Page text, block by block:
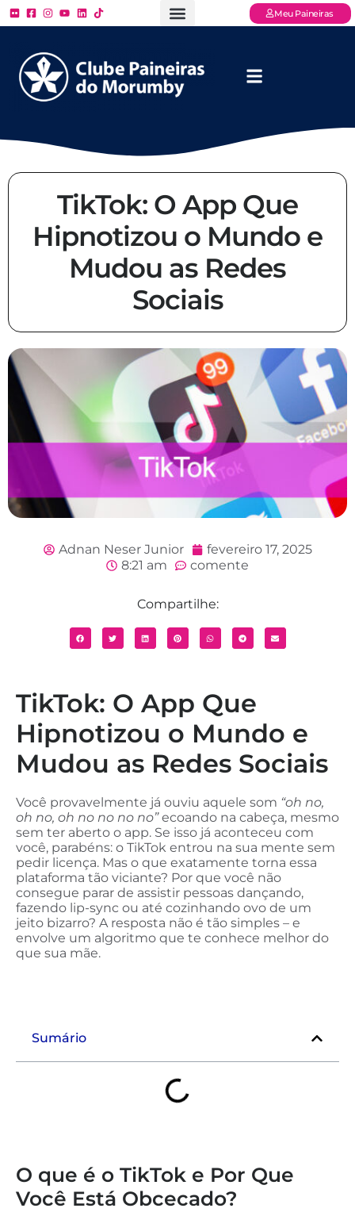
Meu Paineiras
TikTok: O App Que
Hipnotizou o Mundo e
Mudou as Redes
Sociais
Adnan Neser Junior
fevereiro 17, 2025
8:21 am
comente
Compartilhe:
TikTok: O App Que
Hipnotizou o Mundo e
Mudou as Redes Sociais
Você provavelmente já ouviu aquele som “oh no,
oh no, oh no no no no”ecoando na cabeça, mesmo
sem ter aberto o app. Se isso já aconteceu com
você, parabéns: o TikTok entrou na sua mente sem
pedir licença. Mas o que exatamente torna essa
plataforma tão viciante? Por que você não
consegue parar de assistir pessoas dançando,
fazendo lip-sync ou até cozinhando ovo de um
jeito bizarro? A resposta não é tão simples – e
envolve um algoritmo que te conhece melhor do
que sua mãe.
Sumário
O que é o TikTok e Por Que
Você Está Obcecado?